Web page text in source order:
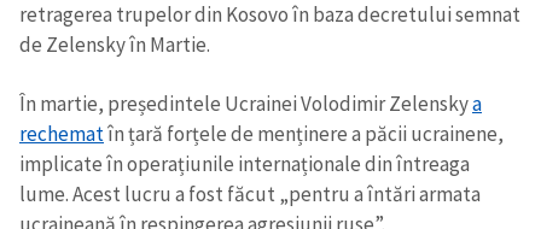
retragerea trupelor din Kosovo în baza decretului semnat
de Zelensky în Martie.
În martie, președintele Ucrainei Volodimir Zelenskya
rechematîn țară forțele de menținere a păcii ucrainene,
implicate în operațiunile internaționale din întreaga
lume. Acest lucru a fost făcut „pentru a întări armata